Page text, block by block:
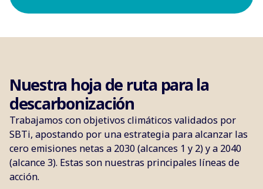
Nuestra hoja de ruta para la
descarbonización
Trabajamos con objetivos climáticos validados por
SBTi, apostando por una estrategia para alcanzar las
cero emisiones netas a 2030 (alcances 1 y 2) y a 2040
(alcance 3). Estas son nuestras principales líneas de
acción.